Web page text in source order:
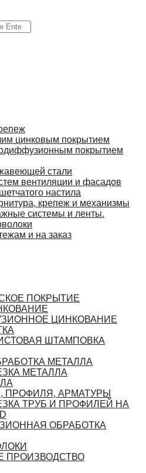
цинковым покрытием
покрытием
стали
вентиляции и фасадов
настила
крепеж и механизмы
системы и ленты.
и на заказ
ПОКРЫТИЕ
ЦИНКОВАНИЕ
ШТАМПОВКА
МЕТАЛЛА
МЕТАЛЛА
ПРОФИЛЯ, АРМАТУРЫ
ТРУБ И ПРОФИЛЕЙ НА
ОБРАБОТКА
ПРОИЗВОДСТВО